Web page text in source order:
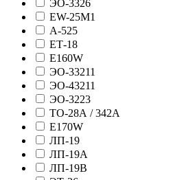
ЭО-3326
EW-25M1
А-525
ЕТ-18
Е160W
ЭО-33211
ЭО-43211
ЭО-3223
ТО-28А / 342А
E170W
ЛП-19
ЛП-19А
ЛП-19В